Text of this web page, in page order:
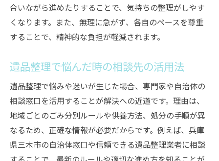
合いながら進めたりすることで、気持ちの整理がしやす
くなります。また、無理に急がず、各自のペースを尊重
することで、精神的な負担が軽減されます。
遺品整理で悩んだ時の相談先の活用法
遺品整理で悩みや迷いが生じた場合、専門家や自治体の
相談窓口を活用することが解決への近道です。理由は、
地域ごとのごみ分別ルールや供養方法、処分の手順が異
なるため、正確な情報が必要だからです。例えば、兵庫
県三木市の自治体窓口や信頼できる遺品整理業者に相談